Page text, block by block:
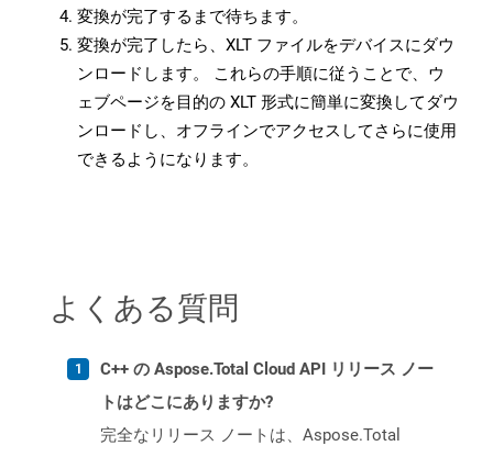
変換が完了するまで待ちます。
変換が完了したら、XLT ファイルをデバイスにダウ
ンロードします。 これらの手順に従うことで、ウ
ェブページを目的の XLT 形式に簡単に変換してダウ
ンロードし、オフラインでアクセスしてさらに使用
できるようになります。
よくある質問
C++ の Aspose.Total Cloud API リリース ノー
トはどこにありますか?
完全なリリース ノートは、Aspose.Total